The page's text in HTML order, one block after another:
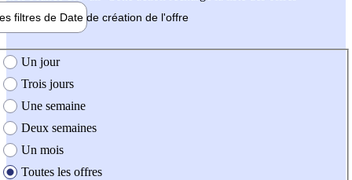
filtres de Date de création de l'offre
création de l'offre
Un jour
Trois jours
Une semaine
Deux semaines
Un mois
Toutes les offres